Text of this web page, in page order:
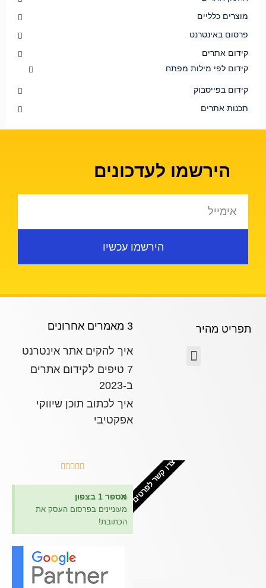
מוצרים כלליים
פרסום באינטרנט
קידום אתרים
קידום לפי מילות מפתח
קידום בפייסבוק
תכנות אתרים
הירשמו לעדכונים
הירשמו עכשיו
תפריט מהיר 3 מאמרים אחרונים
איך להקים אתר אינטרנט
7 טיפים לקידום אתרים
ב-2023
איך לכתוב תוכן שיווקי
אפקטיבי
צרו קשר לפרטים 




מספר 1 בצפון
מעוניינים בפרסום העסק את
הכתובת!
×